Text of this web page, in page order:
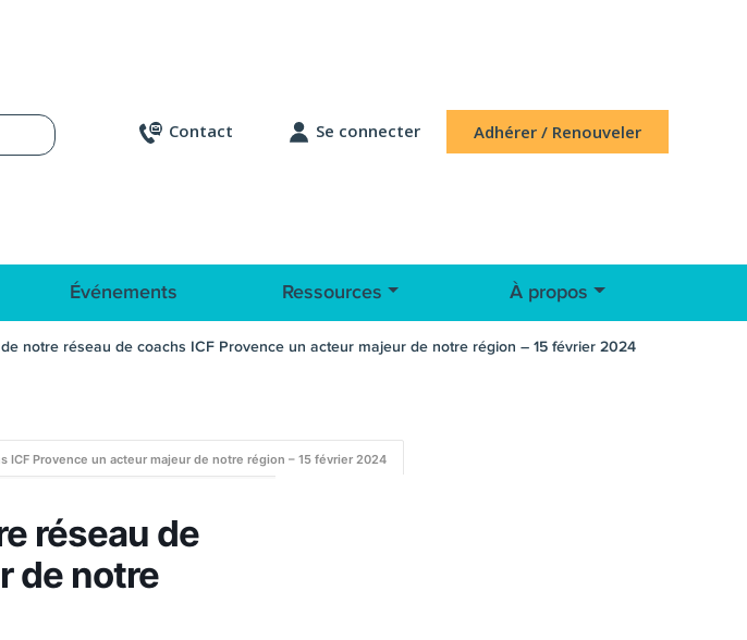
Contact Se connecter Adhérer / Renouveler
Événements Ressources À propos
notre réseau de coachs ICF Provence un acteur majeur de notre région – 15 février 2024
Provence un acteur majeur de notre région – 15 février 2024
réseau de
de notre